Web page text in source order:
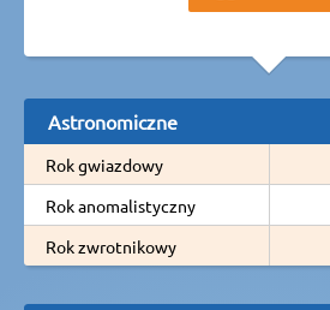
Astronomiczne
Rok gwiazdowy
Rok anomalistyczny
Rok zwrotnikowy